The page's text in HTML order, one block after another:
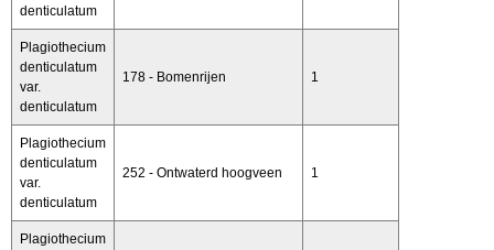
denticulatum
Plagiothecium
denticulatum
var.
denticulatum
178 - Bomenrijen 1
Plagiothecium
denticulatum
var.
denticulatum
252 - Ontwaterd hoogveen 1
Plagiothecium